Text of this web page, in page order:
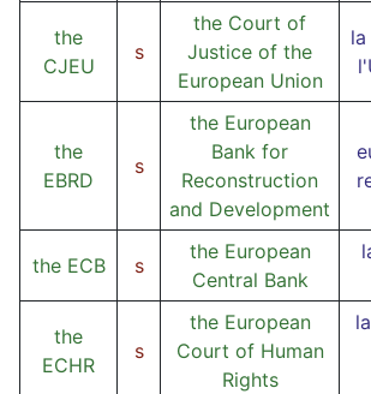
the
CJEU
s
the Court of
Justice of the
European Union
the
EBRD
s
the European
Bank for
Reconstruction
and Development
the ECB s
the European
Central Bank
the
ECHR
s
the European
Court of Human
Rights